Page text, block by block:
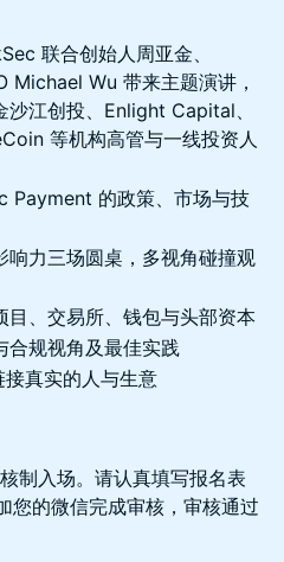
联合创始人周亚金、
Michael Wu 带来主题演讲，
江创投、Enlight Capital、
等机构高管与一线投资人
Payment 的政策、市场与技
响力三场圆桌，多视角碰撞观
目、交易所、钱包与头部资本
规视角及最佳实践
真实的人与生意
制入场。请认真填写报名表
您的微信完成审核，审核通过